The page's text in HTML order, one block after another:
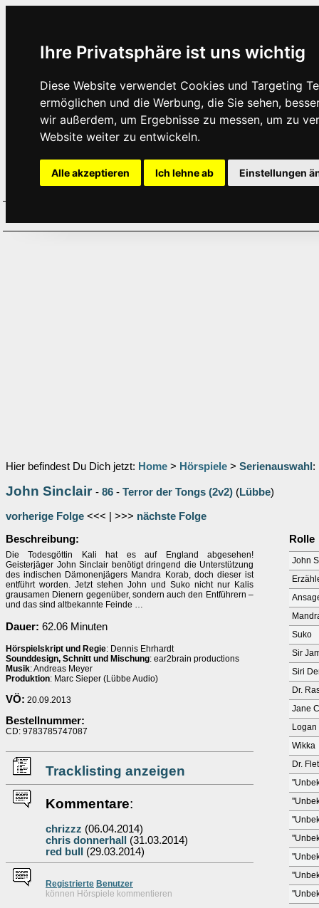
Ihre Privatsphäre ist uns wichtig
Diese Website verwendet Cookies und Targeting
ermöglichen und die Werbung, die Sie sehen,
wir außerdem, um Ergebnisse zu messen, um zu
Website weiter zu entwickeln.
Alle akzeptieren Ich lehne ab Einstellungen
Hier befindest Du Dich jetzt: Home > Hörspiele > Serienauswahl :
John Sinclair - 86 - Terror der Tongs (2v2) (Lübbe)
vorherige Folge <<< | >>> nächste Folge
Beschreibung:
Die Todesgöttin Kali hat es auf England abgesehen!
Geisterjäger John Sinclair benötigt dringend die Unterstützung
des indischen Dämonenjägers Mandra Korab, doch dieser ist
entführt worden. Jetzt stehen John und Suko nicht nur Kalis
grausamen Dienern gegenüber, sondern auch den Entführern –
und das sind altbekannte Feinde …
Dauer: 62.06 Minuten
Hörspielskript und Regie: Dennis Ehrhardt
Sounddesign, Schnitt und Mischung: ear2brain productions
Musik: Andreas Meyer
Produktion: Marc Sieper (Lübbe Audio)
VÖ: 20.09.2013
Bestellnummer:
CD: 9783785747087
Tracklisting anzeigen
Kommentare:
chrizzz (06.04.2014)
chris donnerhall
(31.03.2014)
red bull
(29.03.2014)
Registrierte Benutzer
können Hörspiele kommentieren
Rolle
John
Suko
Sir
Siri
Dr.
Jane
Wikka
Dr.